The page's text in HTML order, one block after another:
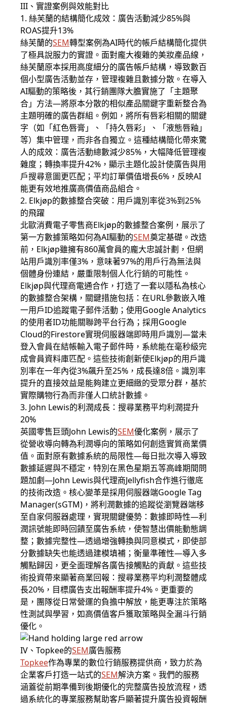
III、實證案例與效能對比
1. 絲芙蘭的結構簡化成效：廣告活動減少85%與
ROAS提升13%
絲芙蘭的SEM轉型案例為AI時代的帳戶結構簡化提供
了極具說服力的實證。面對龐大複雜的美妝產品線，
絲芙蘭原本採用高度細分的廣告帳戶結構，導致數百
個小型廣告活動並存，管理複雜且數據分散。在導入
AI驅動的策略後，其行銷團隊大膽實施了「主題聚
合」方法—將原本分散的相似產品關鍵字重新整合為
主題明確的廣告群組。例如，將所有唇彩相關的關鍵
字（如「紅色唇膏」、「持久唇彩」、「液態唇釉」
等）集中管理，而非各自獨立。這種結構簡化帶來驚
人的成效：廣告活動總數減少85%，大幅降低管理複
雜度；轉換率提升42%，顯示主題化設計使廣告與用
戶搜尋意圖更匹配；平均訂單價值增長6%，反映AI
能更有效地推廣高價值商品組合。
2. Elkjøp的數據整合突破：用戶識別率從3%到25%
的飛躍
北歐消費電子零售商Elkjøp的數據整合案例，展示了
第一方數據策略如何為AI驅動的SEM奠定基礎。改造
前，Elkjøp雖擁有860萬會員的龐大忠誠計劃，但網
站用戶識別率僅3%，意味著97%的用戶行為無法與
個體身份連結，嚴重限制個人化行銷的可能性。
Elkjøp與代理商電通合作，打造了一套以隱私為核心
的數據整合架構，關鍵措施包括：在URL參數嵌入唯
一用戶ID追蹤電子郵件活動；使用Google Analytics
的使用者ID功能關聯跨平台行為；採用Google
Cloud的Firestore實現伺服器端即時用戶識別—當未
登入會員在結帳輸入電子郵件時，系統能在毫秒級完
成會員資料庫匹配。這些技術創新使Elkjøp的用戶識
別率在一年內從3%飆升至25%，成長達8倍。識別率
提升的直接效益是能夠建立更細緻的受眾分群，基於
實際購物行為而非僅人口統計數據。
3. John Lewis的利潤成長：搜尋業務平均利潤提升
20%
英國零售巨頭John Lewis的SEM優化案例，展示了
從營收導向轉為利潤導向的策略如何創造實質商業價
值。面對原有數據系統的局限性—每日批次導入導致
數據延遲與不穩定，特別在黑色星期五等高峰期間問
題加劇—John Lewis與代理商Jellyfish合作進行徹底
的技術改造。核心變革是採用伺服器端Google Tag
Manager(sGTM)，將利潤數據的追蹤從瀏覽器端移
至自家伺服器處理，實現關鍵優勢：數據即時性—利
潤訊號能即時回饋至廣告系統，使智慧出價能動態調
整；數據完整性—透過增強轉換與同意模式，即使部
分數據缺失也能透過建模填補；衡量準確性—導入多
觸點歸因，更全面理解各廣告接觸點的貢獻。這些技
術投資帶來顯著商業回報：搜尋業務平均利潤整體成
長20%，目標廣告支出報酬率提升4%。更重要的
是，團隊從日常營運的負擔中解放，能更專注於策略
性測試與學習，如高價值客戶獲取策略與全漏斗行銷
優化。
IV、Topkee的SEM廣告服務
Topkee作為專業的數位行銷服務提供商，致力於為
企業客戶打造一站式的SEM解決方案。我們的服務
涵蓋從前期準備到後期優化的完整廣告投放流程，透
過系統化的專業服務幫助客戶顯著提升廣告投資報酬